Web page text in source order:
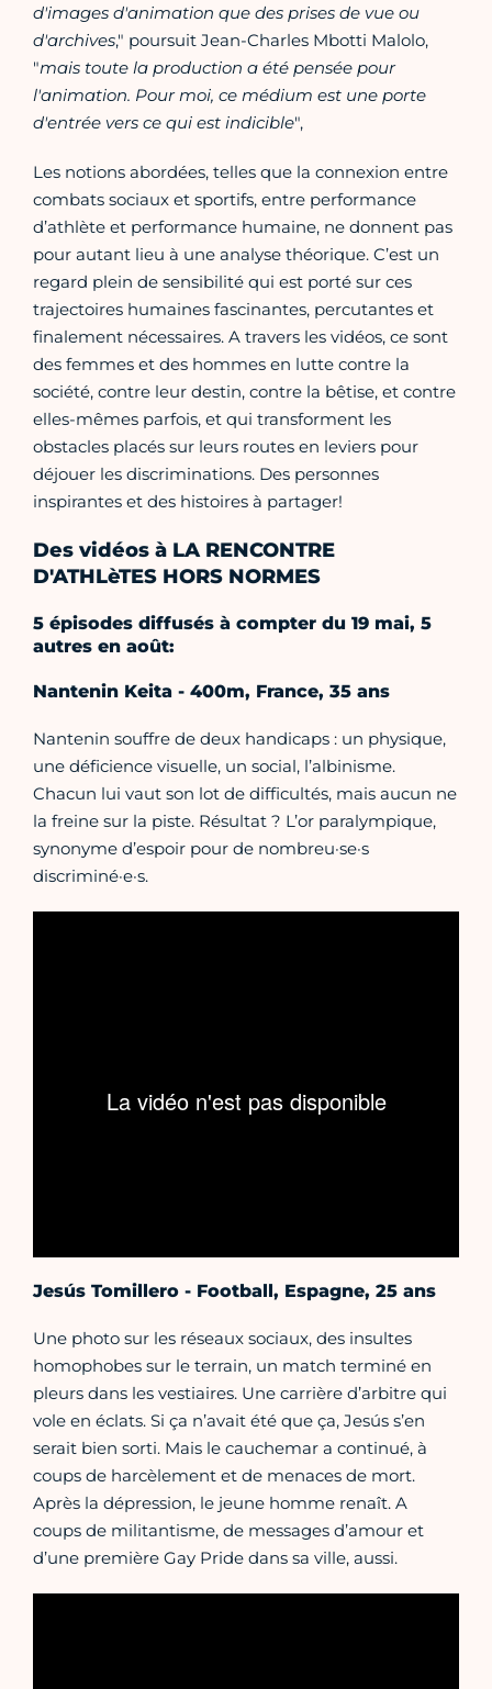
d'images d'animation que des prises de vue ou
d'archives," poursuit Jean-Charles Mbotti Malolo,
"mais toute la production a été pensée pour
l'animation. Pour moi, ce médium est une porte
d'entrée vers ce qui est indicible",
Les notions abordées, telles que la connexion entre
combats sociaux et sportifs, entre performance
d’athlète et performance humaine, ne donnent pas
pour autant lieu à une analyse théorique. C’est un
regard plein de sensibilité qui est porté sur ces
trajectoires humaines fascinantes, percutantes et
finalement nécessaires. A travers les vidéos, ce sont
des femmes et des hommes en lutte contre la
société, contre leur destin, contre la bêtise, et contre
elles-mêmes parfois, et qui transforment les
obstacles placés sur leurs routes en leviers pour
déjouer les discriminations. Des personnes
inspirantes et des histoires à partager!
Des vidéos à LA RENCONTRE
D'ATHLèTES HORS NORMES
5 épisodes diffusés à compter du 19 mai, 5
autres en août:
Nantenin Keita - 400m, France, 35 ans
Nantenin souffre de deux handicaps : un physique,
une déficience visuelle, un social, l’albinisme.
Chacun lui vaut son lot de difficultés, mais aucun ne
la freine sur la piste. Résultat ? L’or paralympique,
synonyme d’espoir pour de nombreu·se·s
discriminé·e·s.
Jesús Tomillero - Football, Espagne, 25 ans
Une photo sur les réseaux sociaux, des insultes
homophobes sur le terrain, un match terminé en
pleurs dans les vestiaires. Une carrière d’arbitre qui
vole en éclats. Si ça n’avait été que ça, Jesús s’en
serait bien sorti. Mais le cauchemar a continué, à
coups de harcèlement et de menaces de mort.
Après la dépression, le jeune homme renaît. A
coups de militantisme, de messages d’amour et
d’une première Gay Pride dans sa ville, aussi.